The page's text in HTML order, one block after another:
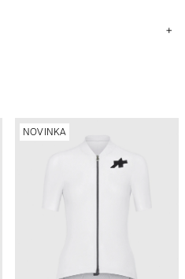
NOVINKA